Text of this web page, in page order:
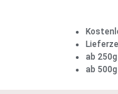
ab
ab